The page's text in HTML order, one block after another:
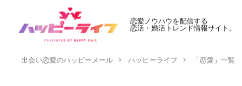
恋愛ノウハウを配信する
恋活・婚活トレンド情報サイト。
出会い恋愛のハッピーメール ハッピーライフ 「恋愛」一覧